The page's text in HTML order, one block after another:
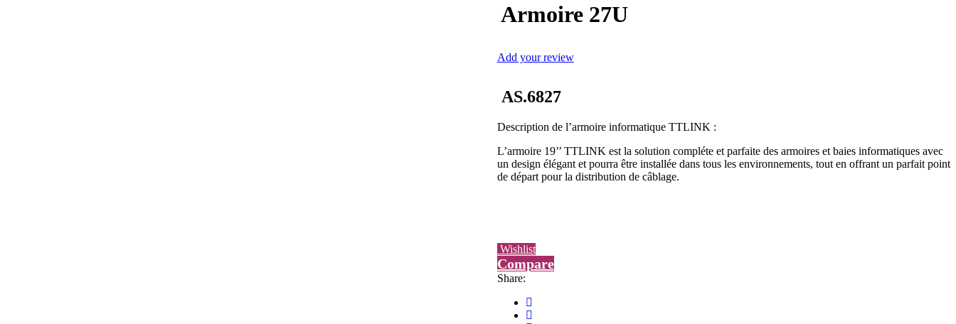
Armoire 27U
Add your review
AS.6827
Description de l’armoire informatique TTLINK :
L’armoire 19’’ TTLINK est la solution compléte et parfaite des armoires et baies informatiques avec
un design élégant et pourra être installée dans tous les environnements, tout en offrant un parfait point
de départ pour la distribution de câblage.
Wishlist
Compare
Share: